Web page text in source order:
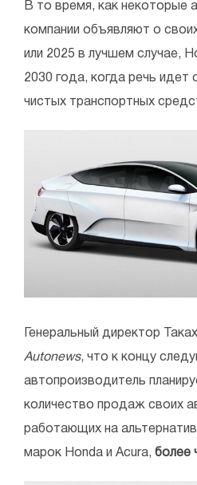
В то время, как некоторые
компании объявляют о
или 2025 в лучшем случае,
2030 года, когда речь идет
чистых транспортных
Генеральный директор
Autonews, что к концу
автопроизводитель
количество продаж своих
работающих на
марок Honda и Acura, более